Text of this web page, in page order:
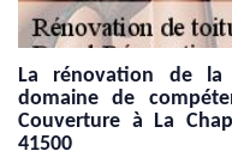
La rénovation de
domaine de
Couverture à La
41500